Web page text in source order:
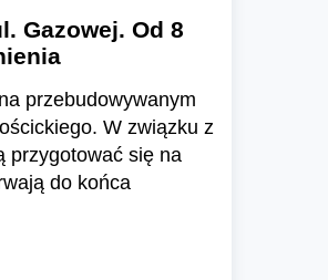
Gazowej. Od 8
przebudowywanym
W związku z
przygotować się na
do końca